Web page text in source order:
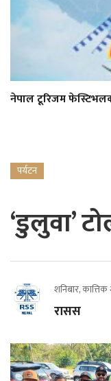
नेपाल टूरिजम
पर्यटन
‘डुलुवा’
शनिबार,
रासस